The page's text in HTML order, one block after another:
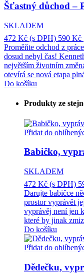
Šťastný důchod –
SKLADEM
472 Kč (s DPH) 590 Kč
Proměňte odchod z
dosud nebyl čas!
největším životním
otevírá se nová etapa
Do košíku
Produkty ze
Přidat do
Babičko,
SKLADEM
472 Kč (s DPH)
Darujte babičce
prostor vyprávět
vyprávěj není jen
které by jinak
Do košíku
Přidat do
Dědečku,